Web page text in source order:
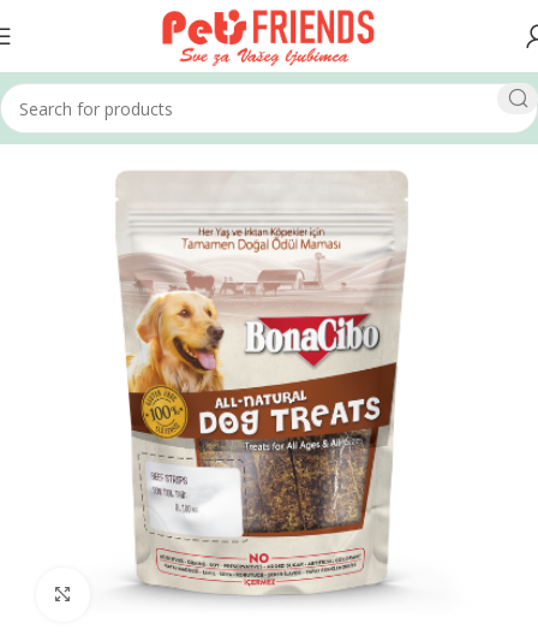
Home Psi Poslastice
Click to enlarge